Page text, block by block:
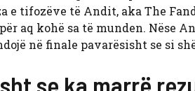
e tifozëve të Andit, aka The
aq kohë sa të munden. Nëse
në finale pavarësisht se si
se ka marrë